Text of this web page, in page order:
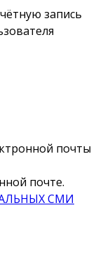
запись
почты
почте.